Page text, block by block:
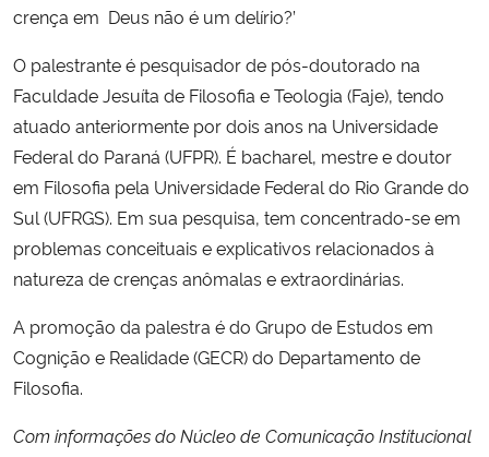
Ministério do Desenvolvimento Regional
Controladoria-Geral da União
Ministério da Mulher, da Família e dos Direitos Humanos
Secretaria-Geral
Secretaria de Governo
Gabinete de Segurança Institucional
Advocacia-Geral da União
crença em Deus não é um delírio?’
O palestrante é pesquisador de pós-doutorado na
Faculdade Jesuíta de Filosofia e Teologia (Faje), tendo
atuado anteriormente por dois anos na Universidade
Federal do Paraná (UFPR). É bacharel, mestre e doutor
em Filosofia pela Universidade Federal do Rio Grande do
Sul (UFRGS). Em sua pesquisa, tem concentrado-se em
problemas conceituais e explicativos relacionados à
natureza de crenças anômalas e extraordinárias.
A promoção da palestra é do Grupo de Estudos em
Cognição e Realidade (GECR) do Departamento de
Filosofia.
Com informações do Núcleo de Comunicação Institucional